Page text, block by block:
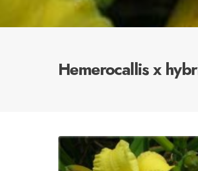
Hemerocallis x